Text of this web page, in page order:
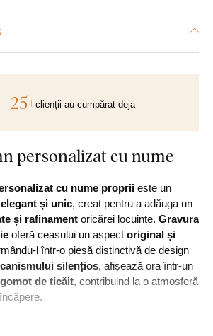
personalizat cu nume
cu nume proprii este un
și unic, creat pentru a adăuga un
și rafinament oricărei locuințe. Gravura
oferă ceasului un aspect original și
l într-o piesă distinctivă de design
silențios, afișează ora într-un
de ticăit, contribuind la o atmosferă
25+clienții au cumpărat deja